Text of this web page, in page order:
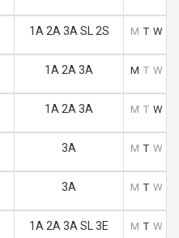
1A 2A 3A SL 2S M T W
1A 2A 3A M T W
1A 2A 3A M T W
3A M T W
3A M T W
1A 2A 3A SL 3E M T W